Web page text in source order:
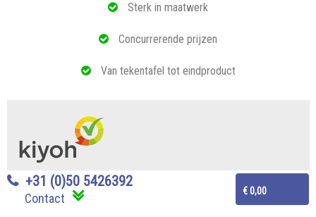
Sterk in maatwerk
Concurrerende prijzen
Van tekentafel tot eindproduct
€ 0,00
+31 (0)50 5426392
Contact